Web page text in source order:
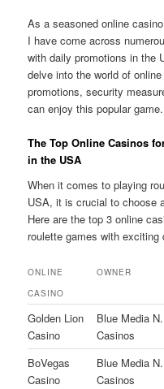
As a seasoned online
I have come across
with daily promotions in the
delve into the world of
promotions, security
can enjoy this popular game.
The Top Online Casinos
in the USA
When it comes to playing
USA, it is crucial to choose
Here are the top 3 online
roulette games with exciting
ONLINE
CASINO
OWNER
Golden Lion
Casino
Blue Media
Casinos
BoVegas
Casino
Blue Media
Casinos